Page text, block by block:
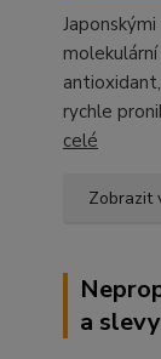
rychle
celé
Zobrazit
a